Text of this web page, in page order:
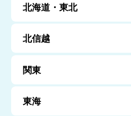
北海道・東北
北信越
関東
東海